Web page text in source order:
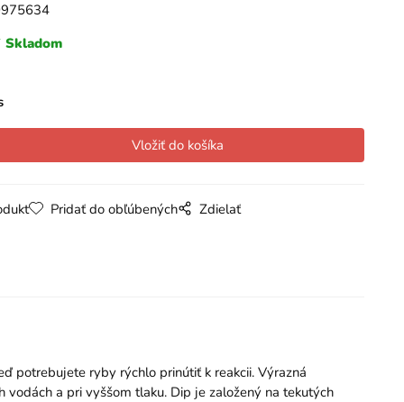
Skladom
Pridať do obľúbených Zdielať
potrebujete ryby rýchlo prinútiť k reakcii. Výrazná
a pri vyššom tlaku. Dip je založený na tekutých